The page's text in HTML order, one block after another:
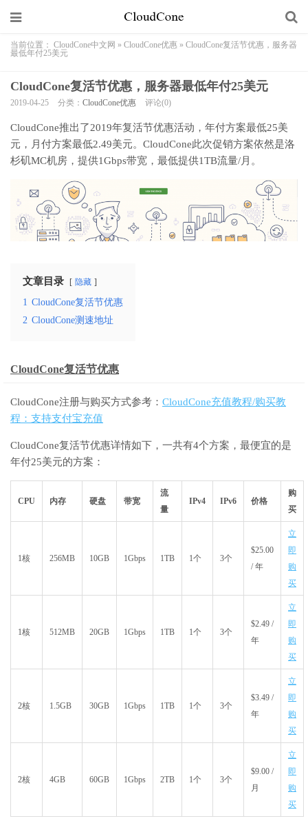
当前位置： CloudCone中文网 » CloudCone优惠 » CloudCone复活节优惠，服务器
最低年付25美元
CloudCone复活节优惠，服务器最低年付25美元
2019-04-25 分类： CloudCone优惠 评论(0)
CloudCone推出了2019年复活节优惠活动，年付方案最低25美
元，月付方案最低2.49美元。CloudCone此次促销方案依然是洛
杉矶MC机房，提供1Gbps带宽，最低提供1TB流量/月。
文章目录 隐藏
1 CloudCone复活节优惠
2 CloudCone测速地址
CloudCone复活节优惠
CloudCone注册与购买方式参考： CloudCone充值教程/购买教
程：支持支付宝充值
CloudCone复活节优惠详情如下，一共有4个方案，最便宜的是
年付25美元的方案：
CPU 内存 硬盘 带宽
流
量
IPv4 IPv6 价格
购
买
1核 256MB 10GB 1Gbps 1TB 1个 3个
$25.00
/ 年
立
即
购
买
1核 512MB 20GB 1Gbps 1TB 1个 3个
$2.49 /
年
立
即
购
买
2核 1.5GB 30GB 1Gbps 1TB 1个 3个
$3.49 /
年
立
即
购
买
2核 4GB 60GB 1Gbps 2TB 1个 3个
$9.00 /
月
立
即
购
买